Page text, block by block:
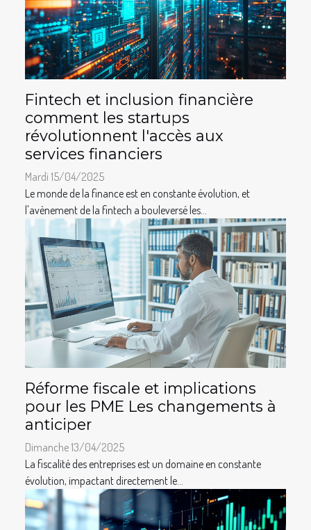
Fintech et inclusion financière
comment les startups
révolutionnent l'accès aux
services financiers
Mardi 15/04/2025
Le monde de la finance est en constante évolution, et
l'avènement de la fintech a bouleversé les...
Réforme fiscale et implications
pour les PME Les changements à
anticiper
Dimanche 13/04/2025
La fiscalité des entreprises est un domaine en constante
évolution, impactant directement le...